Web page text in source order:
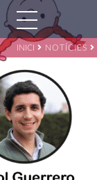
INICI NOTÍCIES